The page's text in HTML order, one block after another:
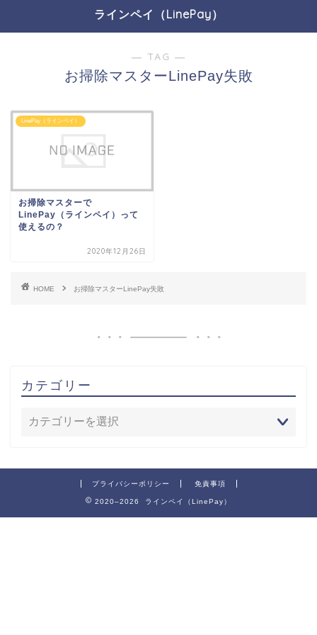
ラインペイ（LinePay）
― TAG ―
お掃除マスターLinePay失敗
LinePay（ラインペイ）
お掃除マスターで
LinePay（ラインペイ）って
使えるの？
2020年12月26日
HOME お掃除マスターLinePay失敗
カテゴリー
プライバシーポリシー 免責事項
2020–2026 ラインペイ（LinePay）